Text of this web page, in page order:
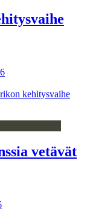
kehitysvaihe
vetävät